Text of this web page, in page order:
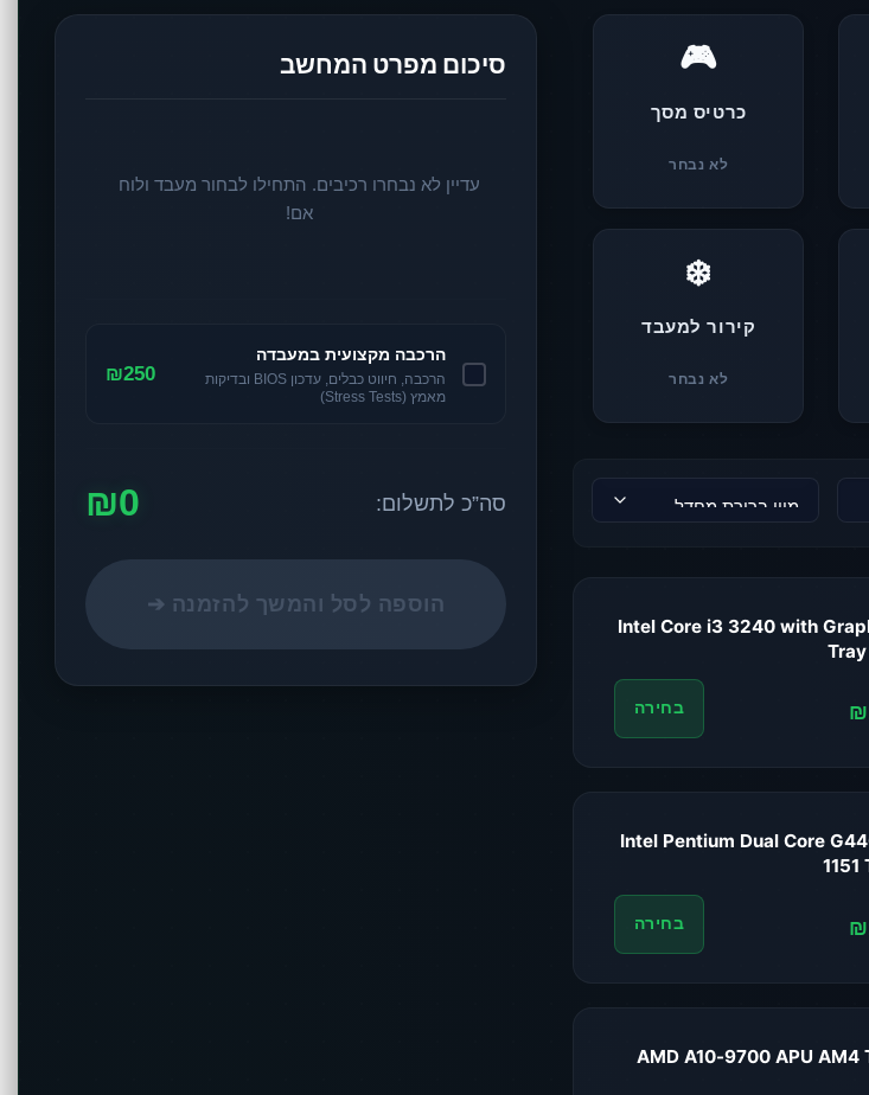
🎮
כרטיס מסך
לא נבחר
❄️
קירור למעבד
לא נבחר
Intel Core i3 3240 with
בחירה
Intel Pentium Dual Core
1151
בחירה
AMD A10-9700 APU AM4
סיכום מפרט המחשב
עדיין לא נבחרו רכיבים. התחילו לבחור מעבד ולוח
אם!
הרכבה מקצועית במעבדה
הרכבה, חיווט כבלים, עדכון BIOS ובדיקות
מאמץ (Stress Tests)
₪250
סה”כ לתשלום: ₪0
הוספה לסל והמשך להזמנה ➔